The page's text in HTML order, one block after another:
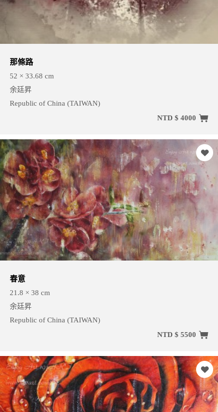
那條路
52 × 33.68 cm
余廷昇
Republic of China (TAIWAN)
NTD $ 4000
春意
21.8 × 38 cm
余廷昇
Republic of China (TAIWAN)
NTD $ 5500